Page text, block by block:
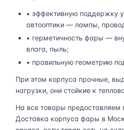
• эффективную поддержку
автооптики — лампы,
• герметичность фары —
влага, пыль;
• правильную геометрию
При этом корпуса прочные,
нагрузки, они стойкие к
На все товары предоставляем
Доставка корпуса фары в